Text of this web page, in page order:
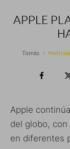
APPLE
Tomás · Noticias
Apple
del globo,
en diferentes